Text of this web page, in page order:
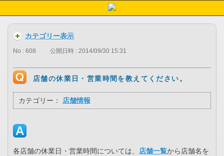
カテゴリー表示
No : 608 公開日時 : 2014/09/30 15:31
店舗の休業日・営業時間を教えてください。
カテゴリー： 店舗情報
各店舗の休業日・営業時間については、 店舗一覧から店舗名を